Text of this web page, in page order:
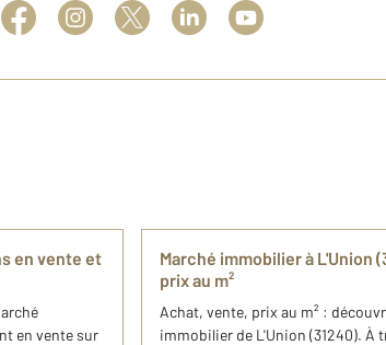
en vente et
en vente sur
Marché immobilier à L'Union
prix au m²
Achat, vente, prix au m² :
immobilier de L'Union (31240). À